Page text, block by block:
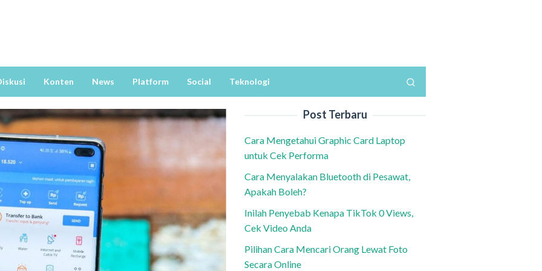
Konten News Platform Social Teknologi
Post Terbaru
Cara Mengetahui Graphic Card Laptop
untuk Cek Performa
Cara Menyalakan Bluetooth di Pesawat,
Apakah Boleh?
Inilah Penyebab Kenapa TikTok 0 Views,
Cek Video Anda
Pilihan Cara Mencari Orang Lewat Foto
Secara Online